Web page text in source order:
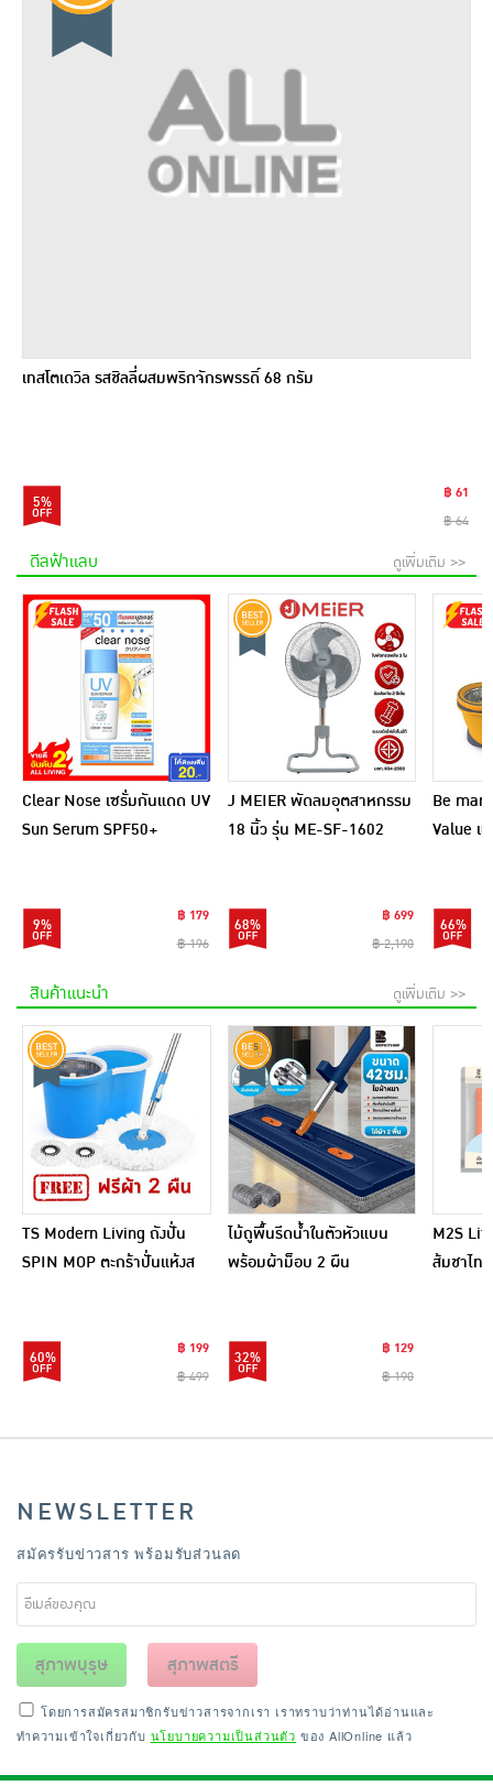
เทสโตเดวิล รสชิลลี่ผสมพริกจักรพรรดิ์ 68 กรัม
5%
฿ 61
฿ 64
ดีลฟ้าแลบ ดูเพิ่มเติม >>
Clear Nose เซรั่มกันแดด UV
Sun Serum SPF50+
9%
฿ 179
฿ 196
J MEIER พัดลมอุตสาหกรรม
18 นิ้ว รุ่น ME-SF-1602
68%
฿ 699
฿ 2,190
Be
Value แ
66%
สินค้าแนะนำ ดูเพิ่มเติม >>
TS Modern Living ถังปั่น
SPIN MOP ตะกร้าปั่นแห้งส
60%
฿ 199
฿ 499
ไม้ถูพื้นรีดน้ำในตัวหัวแบน
พร้อมผ้าม็อบ 2 ผืน
32%
฿ 129
฿ 190
M2S
ส้มชาไท
NEWSLETTER
สมัครรับข่าวสาร พร้อมรับส่วนลด
สุภาพบุรุษ สุภาพสตรี
โดยการสมัครสมาชิกรับข่าวสารจากเรา เราทราบว่าท่านได้อ่านและ
ทำความเข้าใจเกี่ยวกับ นโยบายความเป็นส่วนตัว ของ AllOnline แล้ว